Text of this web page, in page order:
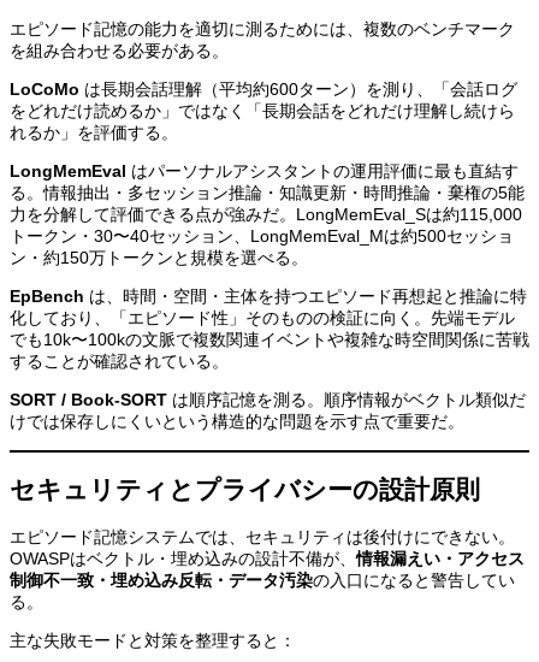
エピソード記憶の能力を適切に測るためには、複数のベンチマーク
を組み合わせる必要がある。
LoCoMo は長期会話理解（平均約600ターン）を測り、「会話ログ
をどれだけ読めるか」ではなく「長期会話をどれだけ理解し続けら
れるか」を評価する。
LongMemEval はパーソナルアシスタントの運用評価に最も直結す
る。情報抽出・多セッション推論・知識更新・時間推論・棄権の5能
力を分解して評価できる点が強みだ。LongMemEval_Sは約115,000
トークン・30〜40セッション、LongMemEval_Mは約500セッショ
ン・約150万トークンと規模を選べる。
EpBench は、時間・空間・主体を持つエピソード再想起と推論に特
化しており、「エピソード性」そのものの検証に向く。先端モデル
でも10k〜100kの文脈で複数関連イベントや複雑な時空間関係に苦戦
することが確認されている。
SORT / Book-SORT は順序記憶を測る。順序情報がベクトル類似だ
けでは保存しにくいという構造的な問題を示す点で重要だ。
セキュリティとプライバシーの設計原則
エピソード記憶システムでは、セキュリティは後付けにできない。
OWASPはベクトル・埋め込みの設計不備が、情報漏えい・アクセス
制御不一致・埋め込み反転・データ汚染の入口になると警告してい
る。
主な失敗モードと対策を整理すると：